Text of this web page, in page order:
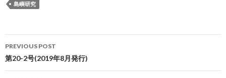
島嶼研究
Post navigation
PREVIOUS POST
第20-2号(2019年8月発行)